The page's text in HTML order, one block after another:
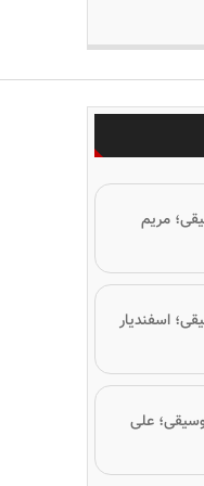
مریم
اسفندیار
و موسیقی؛ علی